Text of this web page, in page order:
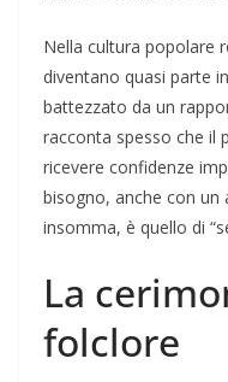
Nella cultura popolare
diventano quasi parte
battezzato da un
racconta spesso che il
ricevere confidenze
bisogno, anche con
insomma, è quello di
La
folclore